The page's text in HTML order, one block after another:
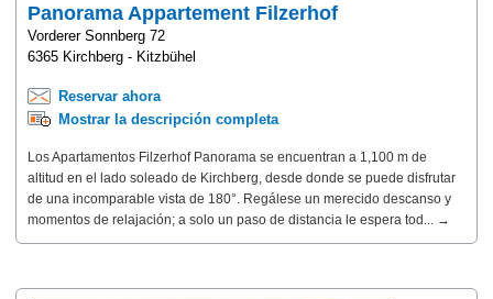
Panorama Appartement Filzerhof
Vorderer Sonnberg 72
6365 Kirchberg - Kitzbühel
Reservar ahora
Mostrar la descripción completa
Los Apartamentos Filzerhof Panorama se encuentran a 1,100 m de
altitud en el lado soleado de Kirchberg, desde donde se puede disfrutar
de una incomparable vista de 180°. Regálese un merecido descanso y
momentos de relajación; a solo un paso de distancia le espera tod... →